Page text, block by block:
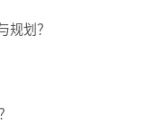
规划？